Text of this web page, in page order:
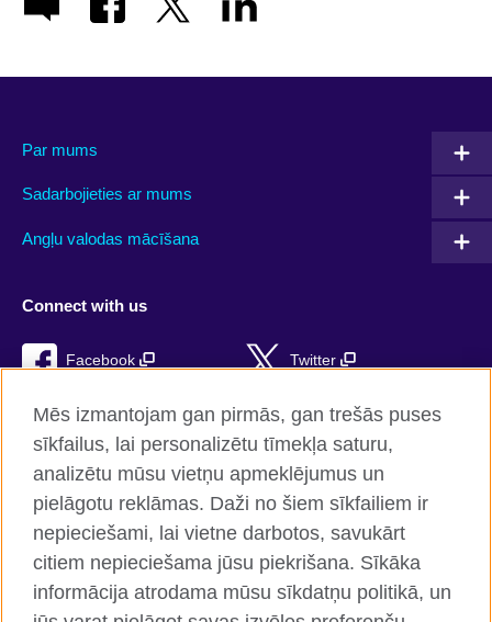
Par mums
Sadarbojieties ar mums
Angļu valodas mācīšana
Connect with us
Facebook Twitter
Instagram RSS
TikTok
British Council Global
Konfidencialitāte un lietošanas noteikumi
Mēs izmantojam gan pirmās, gan trešās puses
sīkfailus, lai personalizētu tīmekļa saturu,
analizētu mūsu vietņu apmeklējumus un
pielāgotu reklāmas. Daži no šiem sīkfailiem ir
nepieciešami, lai vietne darbotos, savukārt
citiem nepieciešama jūsu piekrišana. Sīkāka
informācija atrodama mūsu sīkdatņu politikā, un